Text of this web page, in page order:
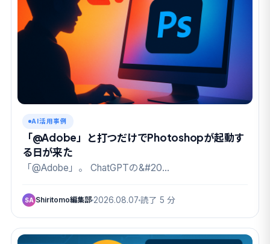
AI活用事例
「@Adobe」と打つだけでPhotoshopが起動す
る日が来た
「@Adobe」。 ChatGPTの&#20…
SA Shiritomo編集部 2026.08.07 読了 5 分